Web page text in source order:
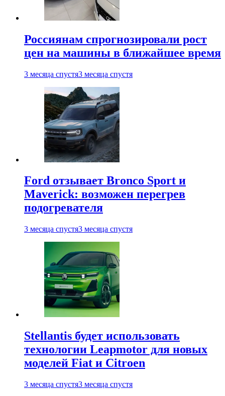
Россиянам спрогнозировали рост
цен на машины в ближайшее время
3 месяца спустя3 месяца спустя
Ford отзывает Bronco Sport и
Maverick: возможен перегрев
подогревателя
3 месяца спустя3 месяца спустя
Stellantis будет использовать
технологии Leapmotor для новых
моделей Fiat и Citroen
3 месяца спустя3 месяца спустя